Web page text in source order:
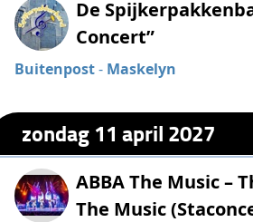
De
Concert”
Buitenpost- Maskelyn
zondag 11 april 2027
ABBA The Music –
The Music